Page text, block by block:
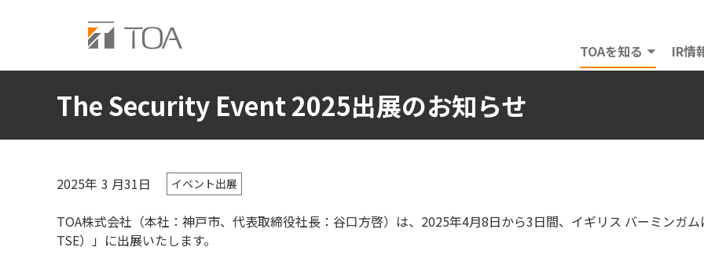
TOAを知る IR情
The Security Event 2025出展のお知らせ
2025年 3 月31日 イベント出展
TOA株式会社（本社：神戸市、代表取締役社長：谷口方啓）は、2025年4月8日から3日間、イギリス バーミンガ
TSE）」に出展いたします。